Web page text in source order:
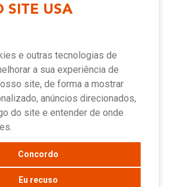
SITE USA
e outras tecnologias de
a sua experiência de
site, de forma a mostrar
anúncios direcionados,
do site e entender de onde
Concordo
Eu recuso
Onde Encontrar
Televendas
Representantes
Assistências Técnicas e
Autorizadas